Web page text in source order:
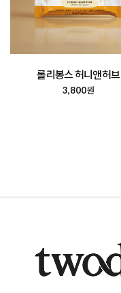
롤리봉스 허니앤허브
3,800원